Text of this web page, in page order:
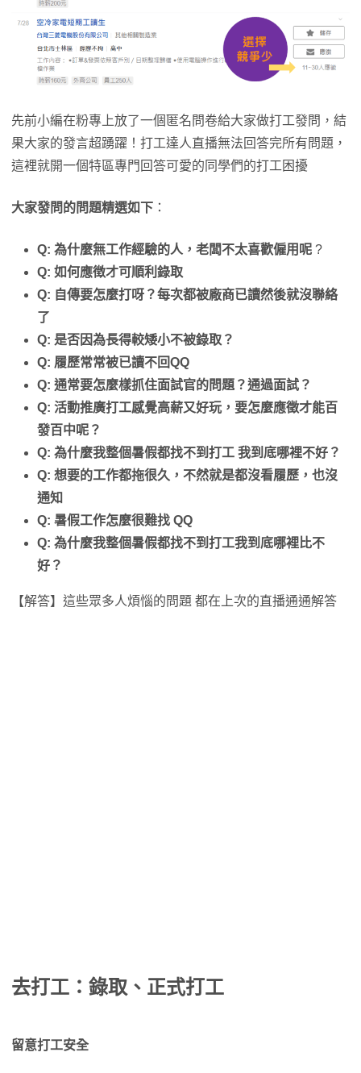
先前小編在粉專上放了一個匿名問卷給大家做打工發問，結
果大家的發言超踴躍！打工達人直播無法回答完所有問題，
這裡就開一個特區專門回答可愛的同學們的打工困擾
大家發問的問題精選如下 ：
Q: 為什麼無工作經驗的人，老闆不太喜歡僱用呢 ?
Q: 如何應徴才可順利錄取
Q: 自傳要怎麼打呀？每次都被廠商已讀然後就沒聯絡
了
Q: 是否因為長得較矮小不被錄取？
Q: 履歷常常被已讀不回QQ
Q: 通常要怎麼樣抓住面試官的問題？通過面試？
Q: 活動推廣打工感覺高薪又好玩，要怎麼應徵才能百
發百中呢？
Q: 為什麼我整個暑假都找不到打工 我到底哪裡不好？
Q: 想要的工作都拖很久，不然就是都沒看履歷，也沒
通知
Q: 暑假工作怎麼很難找 QQ
Q: 為什麼我整個暑假都找不到打工我到底哪裡比不
好？
【解答】這些眾多人煩惱的問題 都在上次的直播通通解答
去打工：錄取、正式打工
留意打工安全